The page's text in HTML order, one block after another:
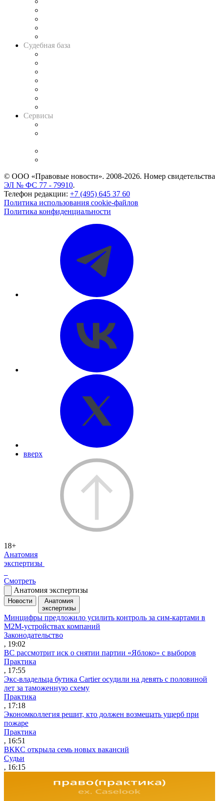
Судебная база
Сервисы
© ООО «Правовые новости». 2008-2026. Номер свидетельства
ЭЛ № ФС 77 - 79910.
Телефон редакции: +7 (495) 645 37 60
Политика использования cookie-файлов
Политика конфиденциальности
вверх
18+
Анатомия
экспертизы
Смотреть
Анатомия экспертизы
Новости
Анатомия
экспертизы
Минцифры предложило усилить контроль за сим-картами в
M2M-устройствах компаний
Законодательство
, 19:02
ВС рассмотрит иск о снятии партии «Яблоко» с выборов
Практика
, 17:55
Экс-владельца бутика Cartier осудили на девять с половиной
лет за таможенную схему
Практика
, 17:18
Экономколлегия решит, кто должен возмещать ущерб при
пожаре
Практика
, 16:51
ВККС открыла семь новых вакансий
Судьи
, 16:15